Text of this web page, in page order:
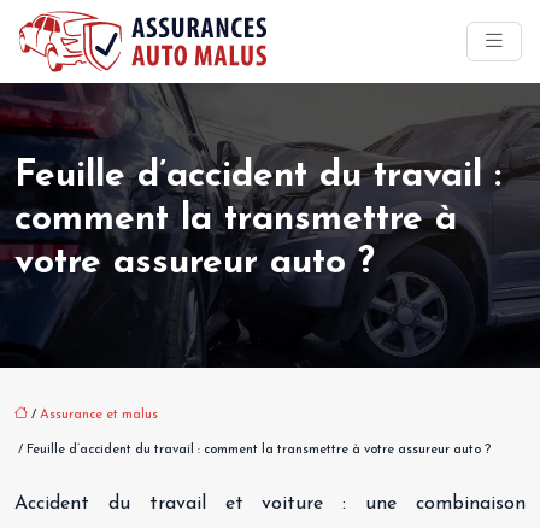
Feuille d’accident du travail :
comment la transmettre à
votre assureur auto ?
/ Assurance et malus
/ Feuille d’accident du travail : comment la transmettre à votre assureur auto ?
Accident du travail et voiture : une combinaison